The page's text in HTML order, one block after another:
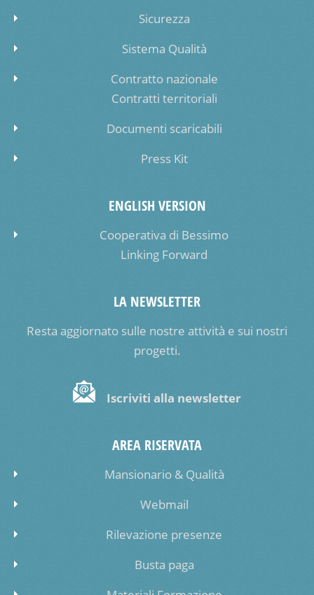
Sicurezza
Sistema Qualità
Contratto nazionale
Contratti territoriali
Documenti scaricabili
Press Kit
ENGLISH VERSION
Cooperativa di Bessimo
Linking Forward
LA NEWSLETTER
Resta aggiornato sulle nostre attività e sui nostri
progetti.
Iscriviti alla newsletter
AREA RISERVATA
Mansionario & Qualità
Webmail
Rilevazione presenze
Busta paga